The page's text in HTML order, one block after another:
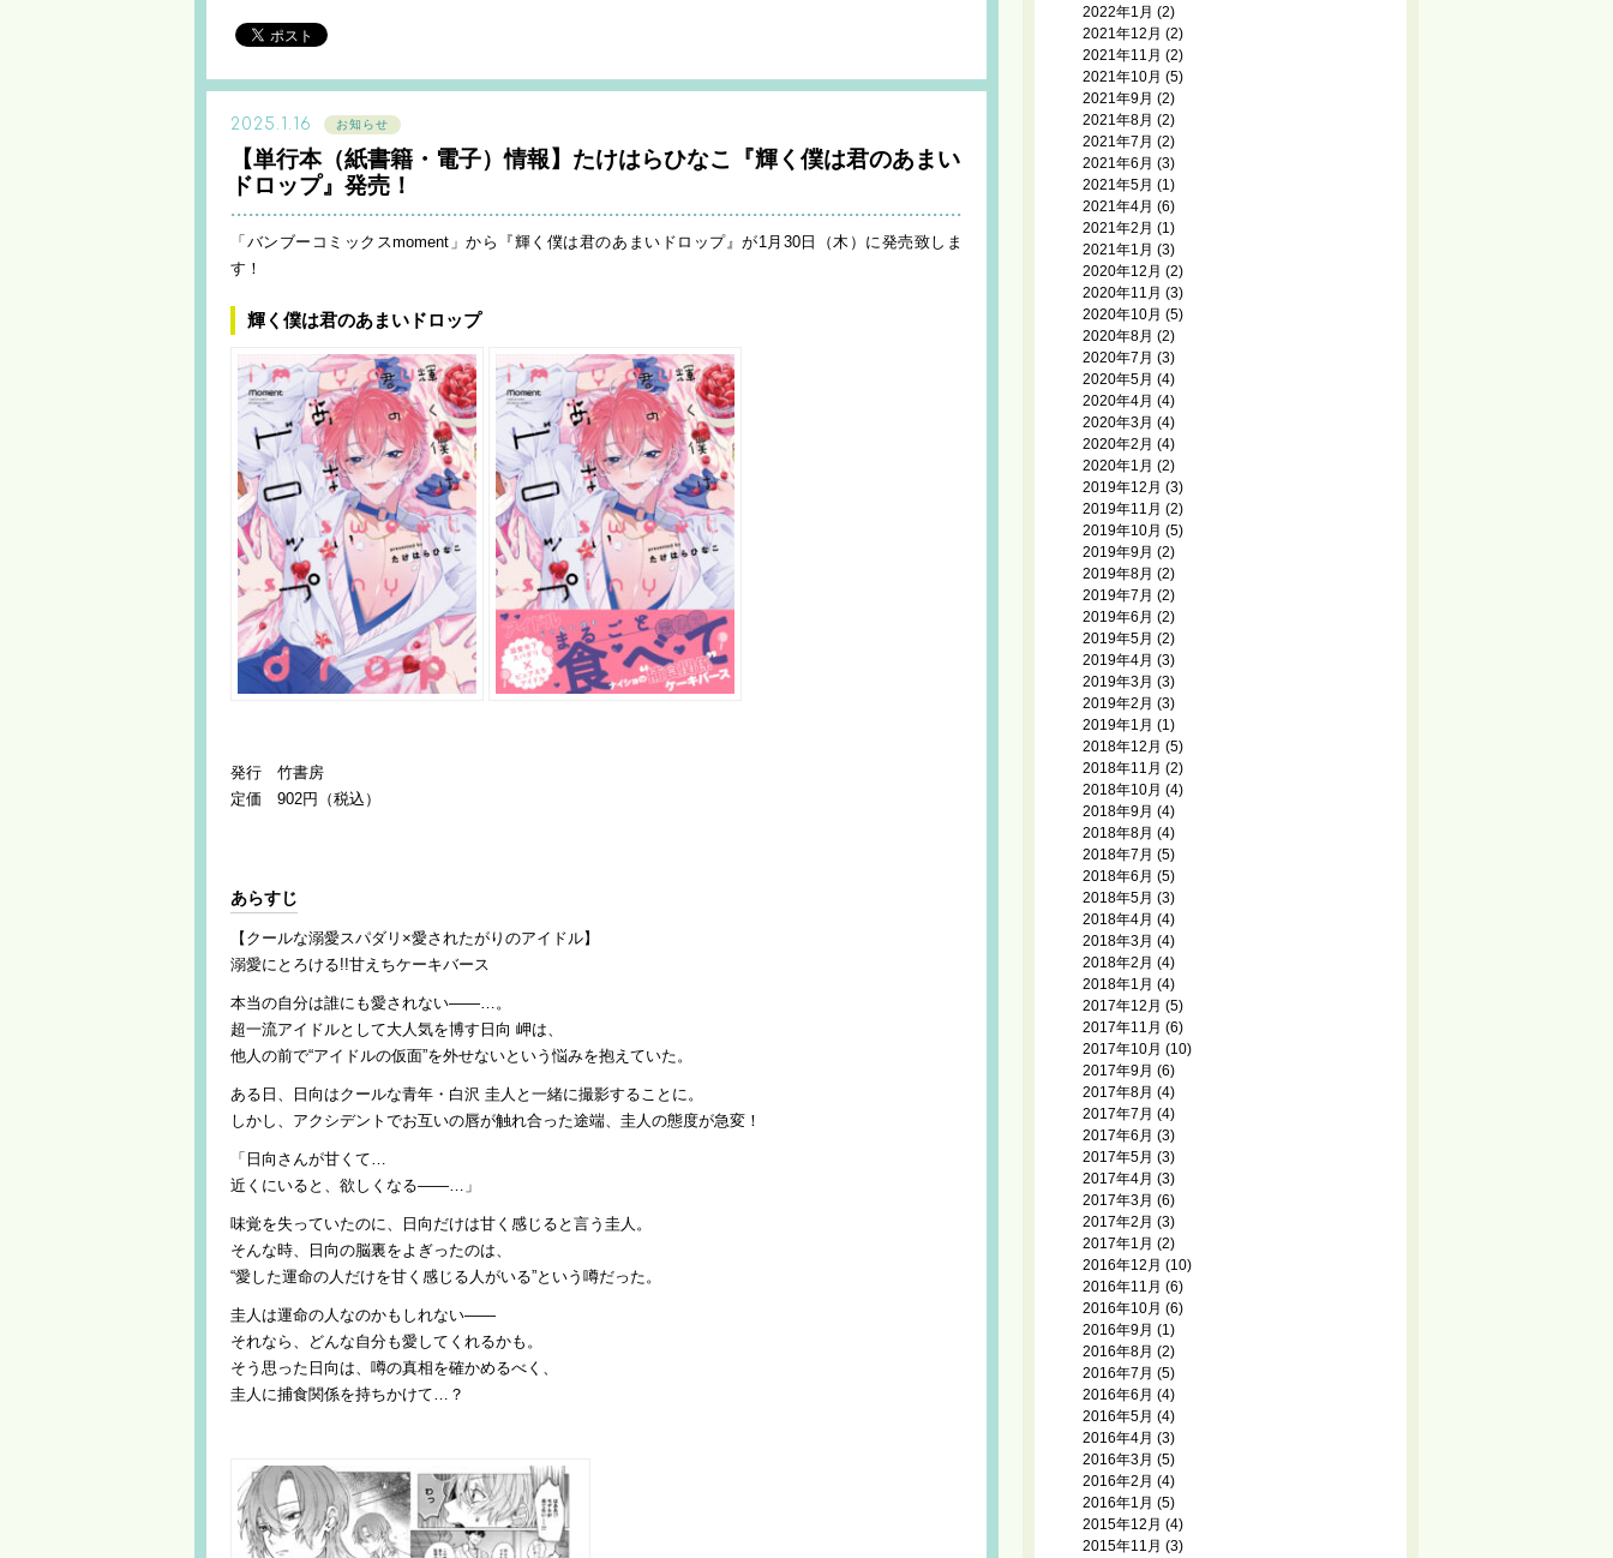
2025.1.16 お知らせ
【単行本（紙書籍・電子）情報】たけはらひなこ『輝く僕は君のあまい
ドロップ』発売！
「バンブーコミックスmoment」から『輝く僕は君のあまいドロップ』が1月30日（木）に発売致しま
す！
輝く僕は君のあまいドロップ
発行 竹書房
定価 902円（税込）
あらすじ
【クールな溺愛スパダリ×愛されたがりのアイドル】
溺愛にとろける!!甘えちケーキバース
本当の自分は誰にも愛されない――…。
超一流アイドルとして大人気を博す日向 岬は、
他人の前で“アイドルの仮面”を外せないという悩みを抱えていた。
ある日、日向はクールな青年・白沢 圭人と一緒に撮影することに。
しかし、アクシデントでお互いの唇が触れ合った途端、圭人の態度が急変！
「日向さんが甘くて…
近くにいると、欲しくなる――…」
味覚を失っていたのに、日向だけは甘く感じると言う圭人。
そんな時、日向の脳裏をよぎったのは、
“愛した運命の人だけを甘く感じる人がいる”という噂だった。
圭人は運命の人なのかもしれない――
それなら、どんな自分も愛してくれるかも。
そう思った日向は、噂の真相を確かめるべく、
圭人に捕食関係を持ちかけて…？
2022年1月 (2)
2021年12月 (2)
2021年11月 (2)
2021年10月 (5)
2021年9月 (2)
2021年8月 (2)
2021年7月 (2)
2021年6月 (3)
2021年5月 (1)
2021年4月 (6)
2021年2月 (1)
2021年1月 (3)
2020年12月 (2)
2020年11月 (3)
2020年10月 (5)
2020年8月 (2)
2020年7月 (3)
2020年5月 (4)
2020年4月 (4)
2020年3月 (4)
2020年2月 (4)
2020年1月 (2)
2019年12月 (3)
2019年11月 (2)
2019年10月 (5)
2019年9月 (2)
2019年8月 (2)
2019年7月 (2)
2019年6月 (2)
2019年5月 (2)
2019年4月 (3)
2019年3月 (3)
2019年2月 (3)
2019年1月 (1)
2018年12月 (5)
2018年11月 (2)
2018年10月 (4)
2018年9月 (4)
2018年8月 (4)
2018年7月 (5)
2018年6月 (5)
2018年5月 (3)
2018年4月 (4)
2018年3月 (4)
2018年2月 (4)
2018年1月 (4)
2017年12月 (5)
2017年11月 (6)
2017年10月 (10)
2017年9月 (6)
2017年8月 (4)
2017年7月 (4)
2017年6月 (3)
2017年5月 (3)
2017年4月 (3)
2017年3月 (6)
2017年2月 (3)
2017年1月 (2)
2016年12月 (10)
2016年11月 (6)
2016年10月 (6)
2016年9月 (1)
2016年8月 (2)
2016年7月 (5)
2016年6月 (4)
2016年5月 (4)
2016年4月 (3)
2016年3月 (5)
2016年2月 (4)
2016年1月 (5)
2015年12月 (4)
2015年11月 (3)